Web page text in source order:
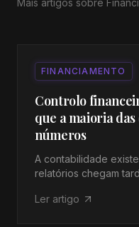
Mais artigos sobre
FINANCIAMENTO
Controlo
que a maioria
números
A contabilidade
relatórios chegam
intuição. O controlo
Ler artigo